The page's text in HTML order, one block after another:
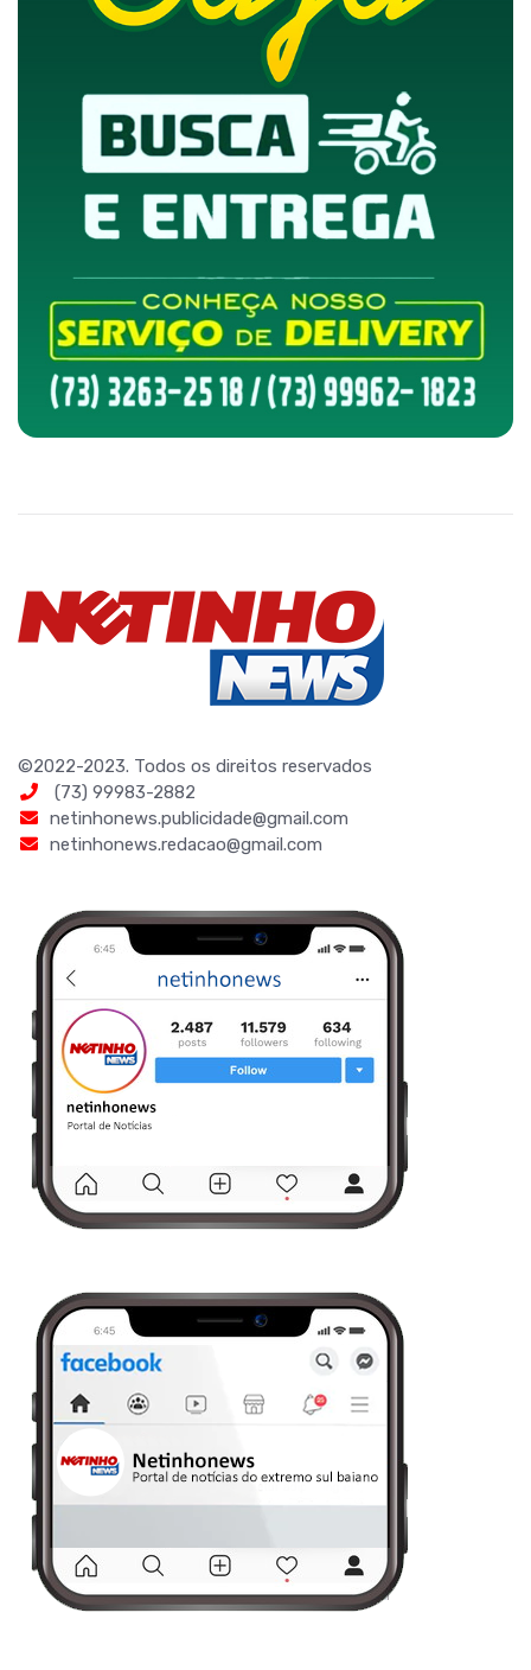
©2022-2023. Todos os direitos reservados
(73) 99983-2882
netinhonews.publicidade@gmail.com
netinhonews.redacao@gmail.com